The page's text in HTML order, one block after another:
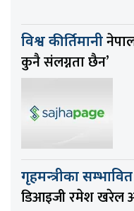
विश्व कीर्तिमानी
कुनै संलग्नता छैन’
गृहमन्त्रीका सम्भावित
डिआइजी रमेश खरेल